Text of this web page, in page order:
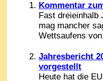
Kommentar
Fast dreieinhalb
mag mancher
Wettsaufens
Jahresbericht
vorgestellt
Heute hat die